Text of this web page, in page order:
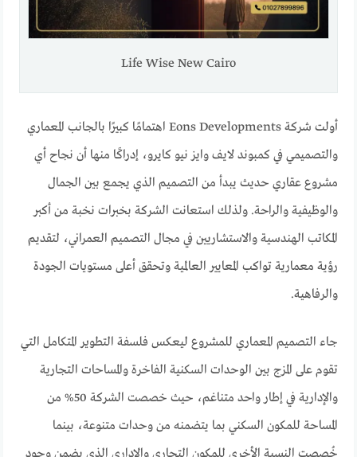
Life Wise New Cairo
أولت شركة Eons Developments اهتمامًا كبيرًا بالجانب المعماري
والتصميمي في كمبوند لايف وايز نيو كايرو، إدراكًا منها أن نجاح أي
مشروع عقاري حديث يبدأ من التصميم الذي يجمع بين الجمال
والوظيفية والراحة. ولذلك استعانت الشركة بخبرات نخبة من أكبر
المكاتب الهندسية والاستشاريين في مجال التصميم العمراني، لتقديم
رؤية معمارية تواكب المعايير العالمية وتحقق أعلى مستويات الجودة
والرفاهية.
جاء التصميم المعماري للمشروع ليعكس فلسفة التطوير المتكامل التي
تقوم على المزج بين الوحدات السكنية الفاخرة والمساحات التجارية
والإدارية في إطار واحد متناغم، حيث خصصت الشركة 50% من
المساحة للمكون السكني بما يتضمنه من وحدات متنوعة، بينما
خُصصت النسبة الأخرى للمكون التجاري والإداري الذي يضمن وجود